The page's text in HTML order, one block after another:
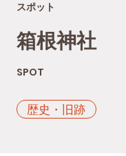
スポット
箱根神社
SPOT
歴史・旧跡